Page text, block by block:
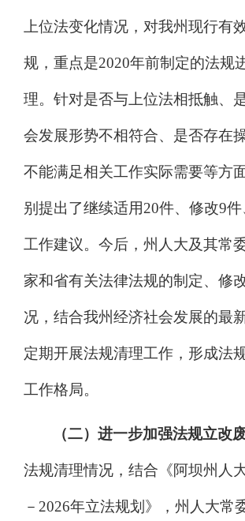
上位法变化情况，对我州现行有
规，重点是2020年前制定的法规
理。针对是否与上位法相抵触、
会发展形势不相符合、是否存在
不能满足相关工作实际需要等方
别提出了继续适用20件、修改9件
工作建议。今后，州人大及其常
家和省有关法律法规的制定、修
况，结合我州经济社会发展的最
定期开展法规清理工作，形成法
工作格局。
（二）进一步加强法规立改
法规清理情况，结合《阿坝州人
－ 2026年立法规划》，州人大常